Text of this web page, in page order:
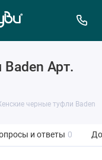
Арт.
черные туфли Baden
и ответы 0